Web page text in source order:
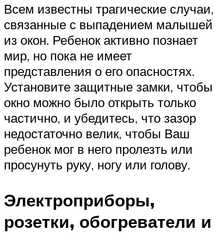
Всем известны трагические случаи,
связанные с выпадением малышей
из окон. Ребенок активно познает
мир, но пока не имеет
представления о его опасностях.
Установите защитные замки, чтобы
окно можно было открыть только
частично, и убедитесь, что зазор
недостаточно велик, чтобы Ваш
ребенок мог в него пролезть или
просунуть руку, ногу или голову.
Электроприборы,
розетки, обогреватели и